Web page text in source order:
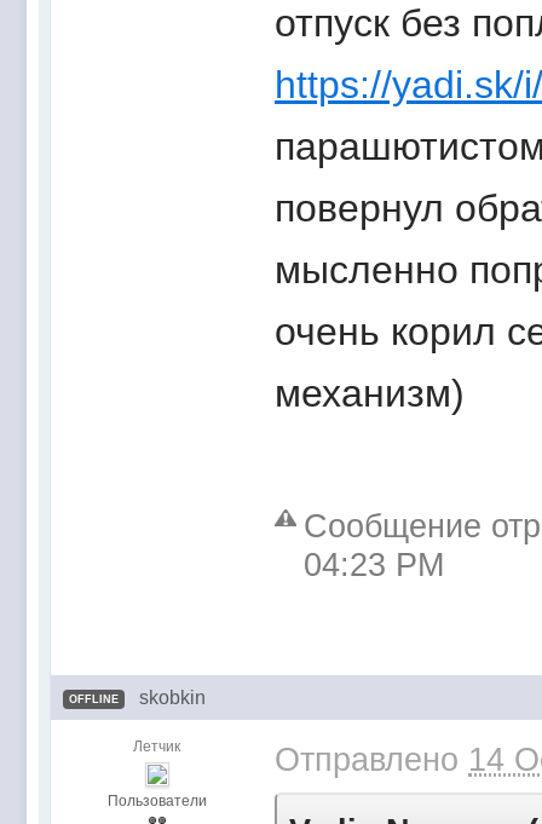
отпуск без
https://yadi.sk/
повернул
мысленно
очень корил
механизм)
Сообщение
04:23 PM
OFFLINE skobkin
Летчик
Пользователи
Отправлено 14